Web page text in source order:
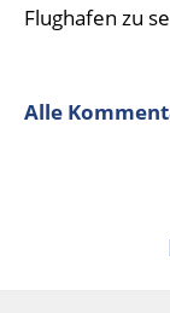
Flughafen zu
Alle